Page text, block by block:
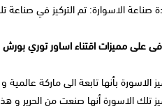
صناعة الاسوارة: تم التركيز في صناعة
على مميزات اقتناء اساور توري بورش
الاسورة بأنها تابعة الى ماركة
تلك الاسورة أنها صنعت من الحرير